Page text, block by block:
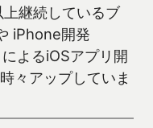
継続しているブ
iPhone開発
よるiOSアプリ開
々アップしていま